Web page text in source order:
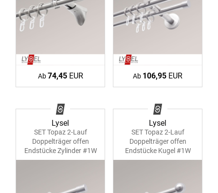
Ab74,45EUR Ab 106,95 EUR
Lysel
SET Topaz 2-Lauf
Doppelträger offen
Endstücke Zylinder #1W
Lysel
SET Topaz 2-Lauf
Doppelträger offen
Endstücke Kugel #1W